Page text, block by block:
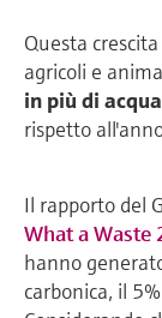
Questa
agricoli e
in più di
rispetto
Il rapporto del
What a Waste
hanno
carbonica, il